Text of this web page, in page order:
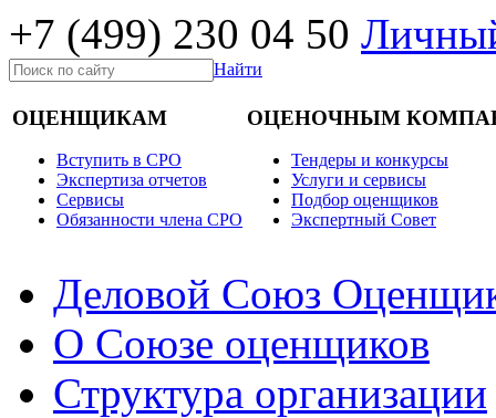
+7 (499) 230 04 50
Найти
ОЦЕНЩИКАМ
Вступить в СРО
Экспертиза отчетов
Cервисы
Обязанности члена СРО
ОЦЕНОЧНЫМ
Тендеры и конкурсы
Услуги и сервисы
Подбор оценщиков
Экспертный Совет
Деловой Союз
О Союзе оценщиков
Структура организации